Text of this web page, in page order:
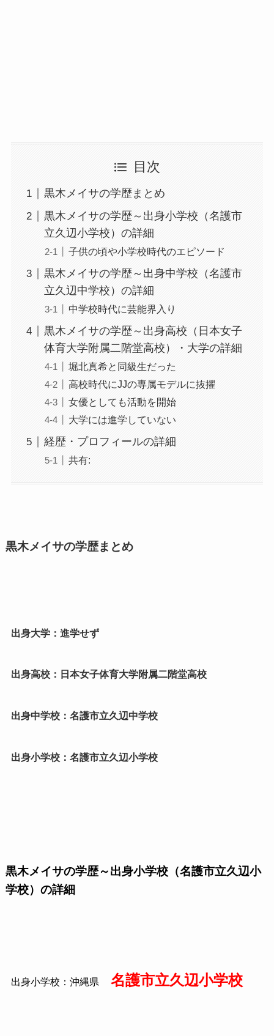
目次
黒木メイサの学歴まとめ
黒木メイサの学歴～出身小学校（名護市
立久辺小学校）の詳細
子供の頃や小学校時代のエピソード
黒木メイサの学歴～出身中学校（名護市
立久辺中学校）の詳細
中学校時代に芸能界入り
黒木メイサの学歴～出身高校（日本女子
体育大学附属二階堂高校）・大学の詳細
堀北真希と同級生だった
高校時代にJJの専属モデルに抜擢
女優としても活動を開始
大学には進学していない
経歴・プロフィールの詳細
共有:
黒木メイサの学歴まとめ
出身大学：進学せず
出身高校：日本女子体育大学附属二階堂高校
出身中学校：名護市立久辺中学校
出身小学校：名護市立久辺小学校
黒木メイサの学歴～出身小学校（名護市立久辺小
学校）の詳細
出身小学校：沖縄県 名護市立久辺小学校